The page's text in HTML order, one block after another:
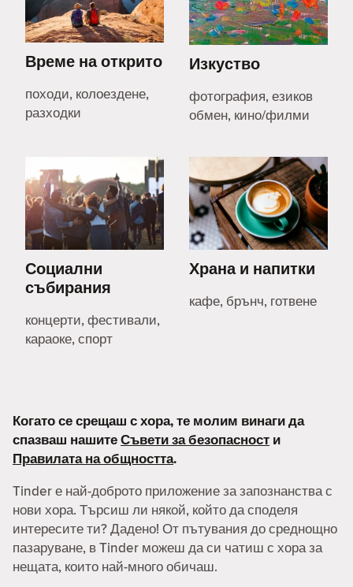
Време на открито
походи, колоездене,
разходки
Изкуство
фотография, езиков
обмен, кино/филми
Социални
събирания
концерти, фестивали,
караоке, спорт
Храна и напитки
кафе, брънч, готвене
Когато се срещаш с хора, те молим винаги да
спазваш нашитеСъвети за безопасност и
Правилата на общността.
Tinder е най-доброто приложение за запознанства с
нови хора. Търсиш ли някой, който да споделя
интересите ти? Дадено! От пътувания до среднощно
пазаруване, в Tinder можеш да си чатиш с хора за
нещата, които най-много обичаш.